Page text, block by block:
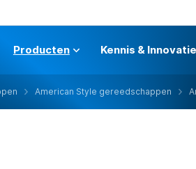
Producten Kennis & Innovatie
American Style gereedschappen